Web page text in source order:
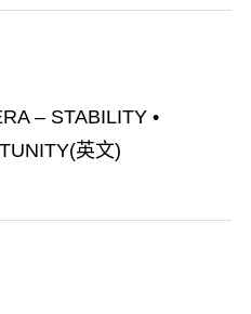
– STABILITY •
英文)